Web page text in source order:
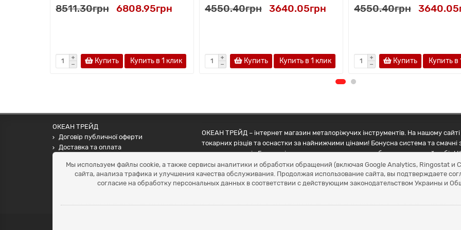
8511.30грн 6808.95грн
Купить Купить в 1 клик
4550.40грн 3640.05грн
Купить Купить в 1 клик
4550.40грн
Купить Купить в
ОКЕАН ТРЕЙД
Договір публичної оферти
Доставка та оплата
Умови повернення
+38 (099) 452-20-02
ОКЕАН ТРЕЙД – інтернет магазин металоріжучих інструментів. На нашому
токарних різців та оснастки за найнижчими цінами! Бонусна система та
наших партнерів Грамотні менеджери допоможуть зробити правильний вибір!
Мы используем файлы cookie, а также сервисы аналитики и обработки обращений (включая Google Analytics, Ringostat и
сайта, анализа трафика и улучшения качества обслуживания. Продолжая использование сайта, вы подтверждаете
согласие на обработку персональных данных в соответствии с действующим законодательством Украины и